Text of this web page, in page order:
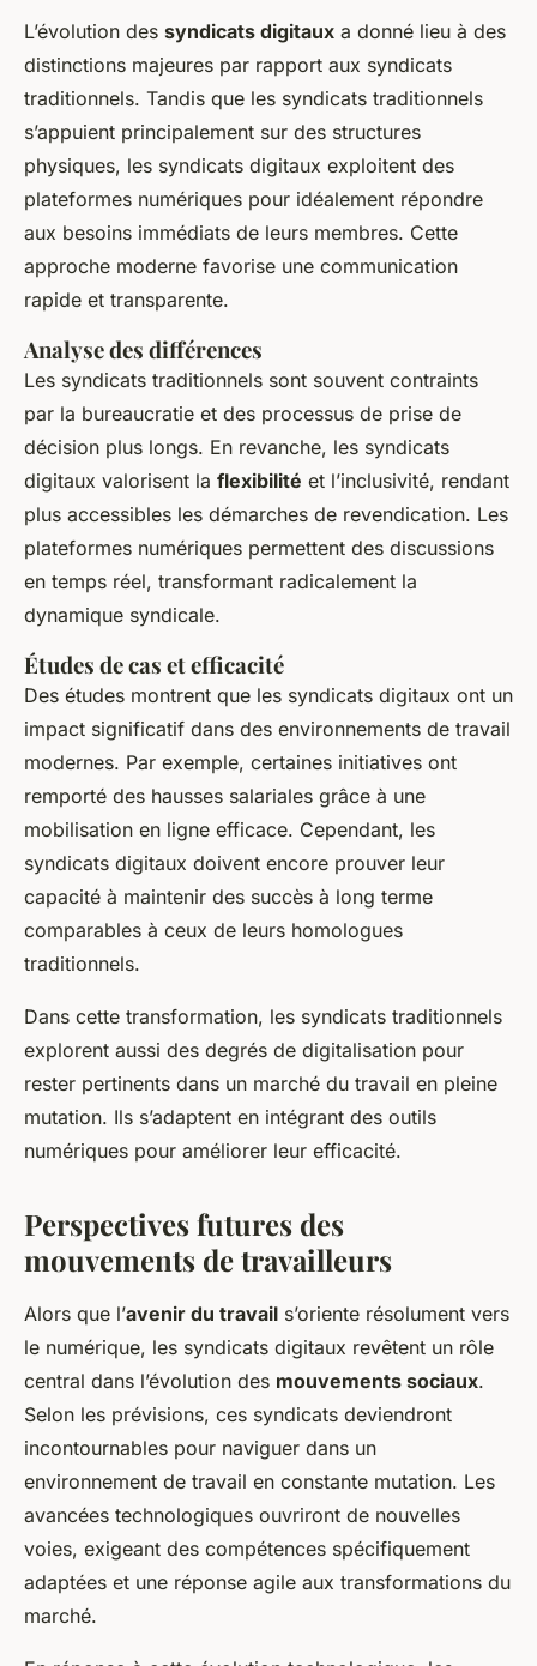
L’évolution des syndicats digitaux a donné lieu à des
distinctions majeures par rapport aux syndicats
traditionnels. Tandis que les syndicats traditionnels
s’appuient principalement sur des structures
physiques, les syndicats digitaux exploitent des
plateformes numériques pour idéalement répondre
aux besoins immédiats de leurs membres. Cette
approche moderne favorise une communication
rapide et transparente.
Analyse des différences
Les syndicats traditionnels sont souvent contraints
par la bureaucratie et des processus de prise de
décision plus longs. En revanche, les syndicats
digitaux valorisent la flexibilité et l’inclusivité, rendant
plus accessibles les démarches de revendication. Les
plateformes numériques permettent des discussions
en temps réel, transformant radicalement la
dynamique syndicale.
Études de cas et efficacité
Des études montrent que les syndicats digitaux ont un
impact significatif dans des environnements de travail
modernes. Par exemple, certaines initiatives ont
remporté des hausses salariales grâce à une
mobilisation en ligne efficace. Cependant, les
syndicats digitaux doivent encore prouver leur
capacité à maintenir des succès à long terme
comparables à ceux de leurs homologues
traditionnels.
Dans cette transformation, les syndicats traditionnels
explorent aussi des degrés de digitalisation pour
rester pertinents dans un marché du travail en pleine
mutation. Ils s’adaptent en intégrant des outils
numériques pour améliorer leur efficacité.
Perspectives futures des
mouvements de travailleurs
Alors que l’avenir du travail s’oriente résolument vers
le numérique, les syndicats digitaux revêtent un rôle
central dans l’évolution des mouvements sociaux.
Selon les prévisions, ces syndicats deviendront
incontournables pour naviguer dans un
environnement de travail en constante mutation. Les
avancées technologiques ouvriront de nouvelles
voies, exigeant des compétences spécifiquement
adaptées et une réponse agile aux transformations du
marché.